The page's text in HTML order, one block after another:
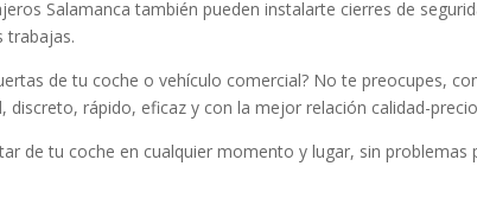
Salamanca también pueden instalarte cierres de
trabajas.
de tu coche o vehículo comercial? No te preocupes,
discreto, rápido, eficaz y con la mejor relación calidad-
de tu coche en cualquier momento y lugar, sin problemas